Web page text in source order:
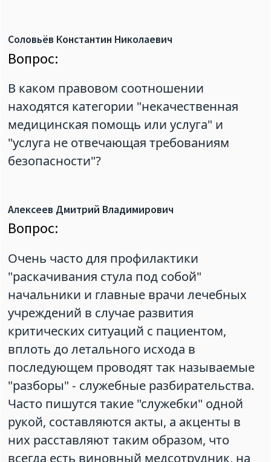
Соловьёв Константин Николаевич
Вопрос:
В каком правовом соотношении
находятся категории "некачественная
медицинская помощь или услуга" и
"услуга не отвечающая требованиям
безопасности"?
Алексеев Дмитрий Владимирович
Вопрос:
Очень часто для профилактики
"раскачивания стула под собой"
начальники и главные врачи лечебных
учреждений в случае развития
критических ситуаций с пациентом,
вплоть до летального исхода в
последующем проводят так называемые
"разборы" - служебные разбирательства.
Часто пишутся такие "служебки" одной
рукой, составляются акты, а акценты в
них расставляют таким образом, что
всегда есть виновный медсотрудник, на